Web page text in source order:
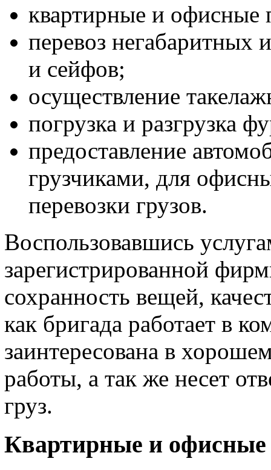
квартирные и офисные
перевоз негабаритных
и сейфов;
осуществление
погрузка и разгрузка
предоставление
грузчиками, для
перевозки грузов.
Воспользовавшись
зарегистрированной
сохранность вещей,
как бригада работает в
заинтересована в
работы, а так же несет
груз.
Квартирные и офисные